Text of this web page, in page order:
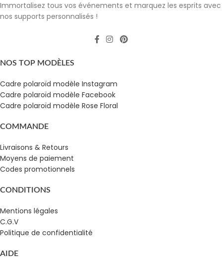
Immortalisez tous vos événements et marquez les esprits avec
nos supports personnalisés !
NOS TOP MODÈLES
Cadre polaroïd modèle Instagram
Cadre polaroïd modèle Facebook
Cadre polaroïd modèle Rose Floral
COMMANDE
Livraisons & Retours
Moyens de paiement
Codes promotionnels
CONDITIONS
Mentions légales
C.G.V
Politique de confidentialité
AIDE